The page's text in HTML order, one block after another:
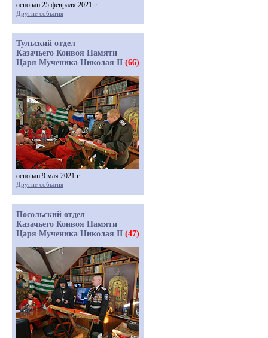
основан 25 февраля 2021 г.
Другие события
Тульский отдел
Казачьего Конвоя Памяти
Царя Мученика Николая II (66)
основан 9 мая 2021 г.
Другие события
Посольский отдел
Казачьего Конвоя Памяти
Царя Мученика Николая II (47)